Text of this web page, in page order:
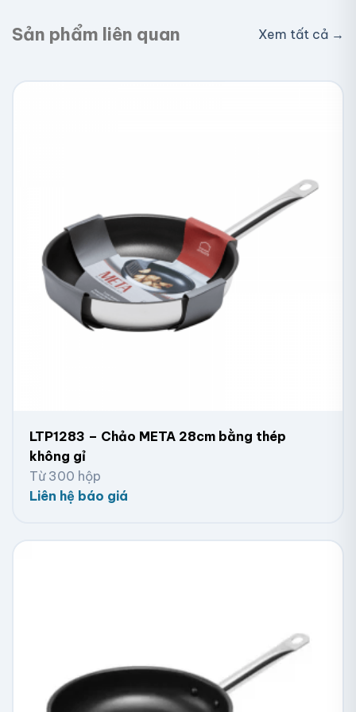
Sản phẩm liên quan Xem tất cả →
LTP1283 – Chảo META 28cm bằng thép
không gỉ
Từ 300 hộp
Liên hệ báo giá